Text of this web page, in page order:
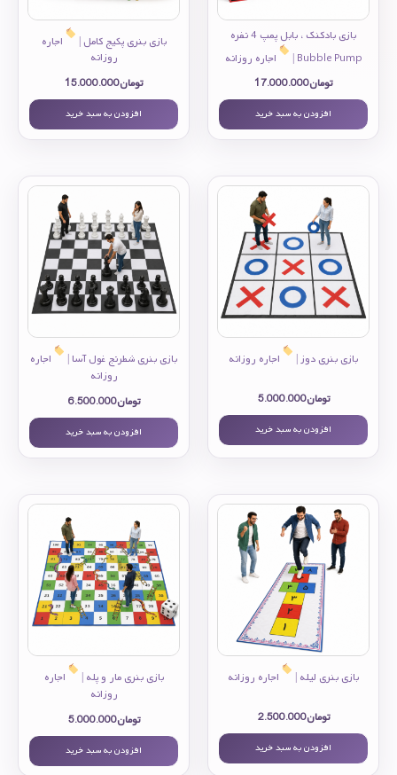
بازی بادکنک ، بابل پمپ 4 نفره
Bubble Pump |
اجاره روزانه
تومان17.000.000
افزودن به سبد خرید
بازی بنری پکیج کامل |
اجاره
روزانه
تومان15.000.000
افزودن به سبد خرید
بازی بنری دوز | اجاره روزانه
تومان5.000.000
افزودن به سبد خرید
بازی بنری شطرنج غول آسا |
اجاره
روزانه
تومان6.500.000
افزودن به سبد خرید
بازی بنری لیله | اجاره روزانه
تومان2.500.000
افزودن به سبد خرید
بازی بنری مار و پله |
اجاره
روزانه
تومان5.000.000
افزودن به سبد خرید